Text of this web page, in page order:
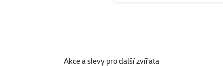
Akce a slevy pro další zvířata